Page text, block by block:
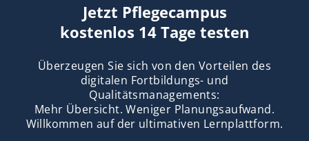
Jetzt Pflegecampus
kostenlos 14 Tage testen
Überzeugen Sie sich von den Vorteilen des
digitalen Fortbildungs- und
Qualitätsmanagements:
Mehr Übersicht. Weniger Planungsaufwand.
Willkommen auf der ultimativen Lernplattform.